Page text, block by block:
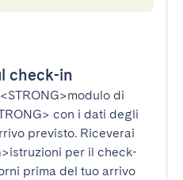
check-in
<STRONG>modulo di
con i dati degli
previsto. Riceverai
per il check-
prima del tuo arrivo